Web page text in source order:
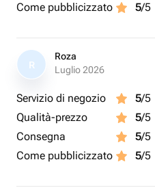
Come pubblicizzato
5/5
R
Roza
Luglio 2026
Servizio di negozio 5/5
Qualità-prezzo
5/5
Consegna
5/5
Come pubblicizzato
5/5